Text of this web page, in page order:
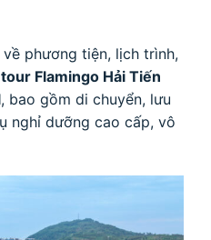
phương tiện, lịch trình,
tour Flamingo Hải Tiến
, bao gồm di chuyển, lưu
nghỉ dưỡng cao cấp, vô